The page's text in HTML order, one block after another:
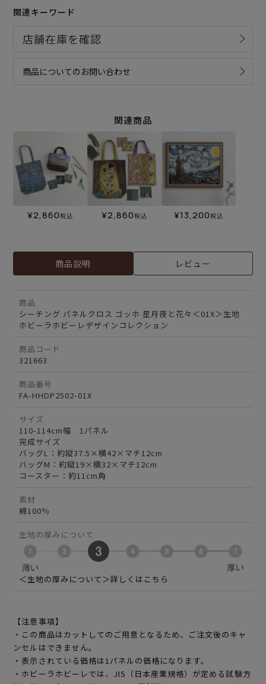
関連キーワード
商品についてのお問い合わせ
関連商品
¥2,860税込 ¥2,860税込 ¥13,200税込
商品説明 レビュー
商品
シーチング パネルクロス ゴッホ 星月夜と花々＜01X＞生地
ホビーラホビーレデザインコレクション
商品コード
321663
商品番号
FA-HHDP2502-01X
サイズ
110-114cm幅 1パネル
完成サイズ
バッグL：約縦37.5×横42×マチ12cm
バッグM：約縦19×横32×マチ12cm
コースター：約11cm角
素材
綿100％
生地の厚みについて
＜生地の厚みについて＞詳しくはこちら
【注意事項】
・この商品はカットしてのご用意となるため、ご注文後のキャ
ンセルはできません。
・表示されている価格は1パネルの価格になります。
・ホビーラホビーレでは、JIS（日本産業規格）が定める試験方